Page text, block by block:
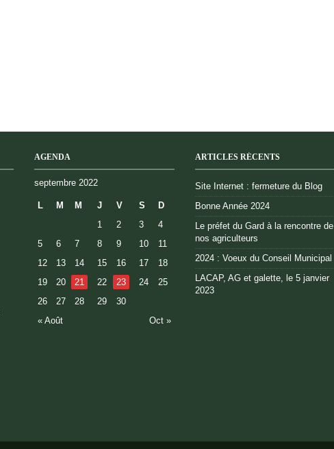
AGENDA
septembre 2022
L M M J V S D
« Août Oct »
1 2 3
4
5
6 7 8 9 10
11
12
13 14 15 16 17
18
19
20 21 22 23 24
25
26
27 28 29 30
ARTICLES RÉCENTS
Site Internet : fermeture du Blog
Bonne Année 2024
Le préfet du Gard à la rencontre de
nos agriculteurs
2024 : Voeux du Conseil Municipal
LACAP, AG et galette, le 5 janvier
2023